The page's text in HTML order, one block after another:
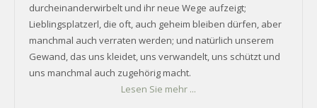
durcheinanderwirbelt und ihr neue Wege aufzeigt;
Lieblingsplatzerl, die oft, auch geheim bleiben dürfen, aber
manchmal auch verraten werden; und natürlich unserem
Gewand, das uns kleidet, uns verwandelt, uns schützt und
uns manchmal auch zugehörig macht.
Lesen Sie mehr ...